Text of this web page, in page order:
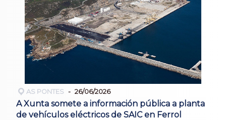
AS PONTES 26/06/2026
A Xunta somete a información pública a planta
de vehículos eléctricos de SAIC en Ferrol